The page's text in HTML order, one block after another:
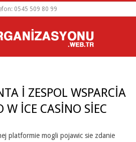
0545 509 80 99
I ZESPOL WSPARCIA
W ICE CASINO SIEC
platformie mogli pojawic sie zdanie